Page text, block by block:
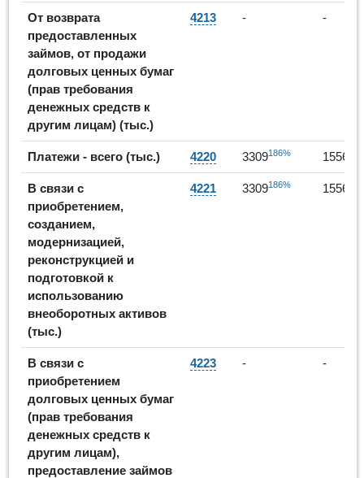
От возврата
предоставленных
займов, от продажи
долговых ценных бумаг
(прав требования
денежных средств к
другим лицам) (тыс.)
4213 - -
Платежи - всего (тыс.) 4220 3309186% 155665
В связи с
приобретением,
созданием,
модернизацией,
реконструкцией и
подготовкой к
использованию
внеоборотных активов
(тыс.)
4221 3309186% 155665
В связи с
приобретением
долговых ценных бумаг
(прав требования
денежных средств к
другим лицам),
предоставление займов
4223 - -